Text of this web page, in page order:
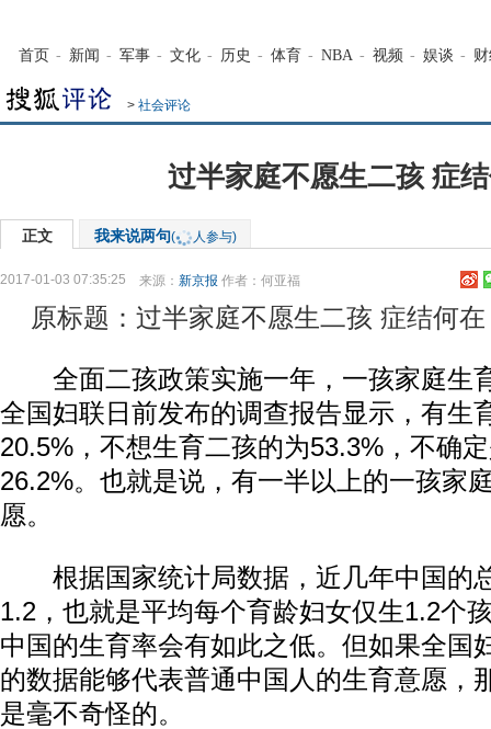
首页 - 新闻 - 军事 - 文化 - 历史 - 体育 - NBA - 视频 - 娱谈 -
> 社会评论
过半家庭不愿生二孩 症
正文 我来说两句( 人参与)
2017-01-03 07:35:25 来源： 新京报 作者：何亚福
原标题：过半家庭不愿生二孩 症结何在
全面二孩政策实施一年，一孩家庭生
全国妇联日前发布的调查报告显示，有生
20.5%，不想生育二孩的为53.3%，不确
26.2%。也就是说，有一半以上的一孩家
愿。
根据国家统计局数据，近几年中国的
1.2，也就是平均每个育龄妇女仅生1.2个
中国的生育率会有如此之低。但如果全国
的数据能够代表普通中国人的生育意愿，
是毫不奇怪的。